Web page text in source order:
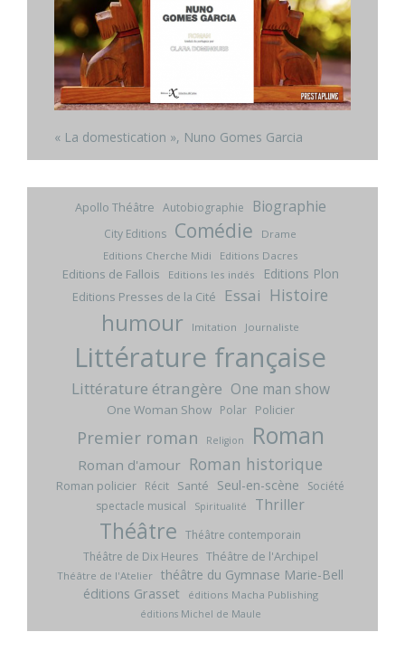
« La domestication », Nuno Gomes Garcia
Apollo Théâtre Autobiographie Biographie
City Editions Comédie
Drame
Editions Cherche Midi
Editions Dacres
Editions de Fallois Editions les indés Editions Plon
Editions Presses de la Cité Essai Histoire
humour Imitation Journaliste
Littérature française
Littérature étrangère One man show
One Woman Show Polar Policier
Premier roman Religion Roman
Roman d'amour Roman historique
Roman policier Récit Santé Seul-en-scène
Société
spectacle musical
Spiritualité Thriller
Théâtre Théâtre contemporain
Théâtre de Dix Heures Théâtre de l'Archipel
Théâtre de l'Atelier théâtre du Gymnase Marie-Bell
éditions Grasset
éditions Macha Publishing
éditions Michel de Maule